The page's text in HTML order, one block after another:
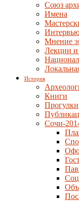
Союз
Имена
Мнение
Лекции и
История
Книги
Прогулки
Сочи-